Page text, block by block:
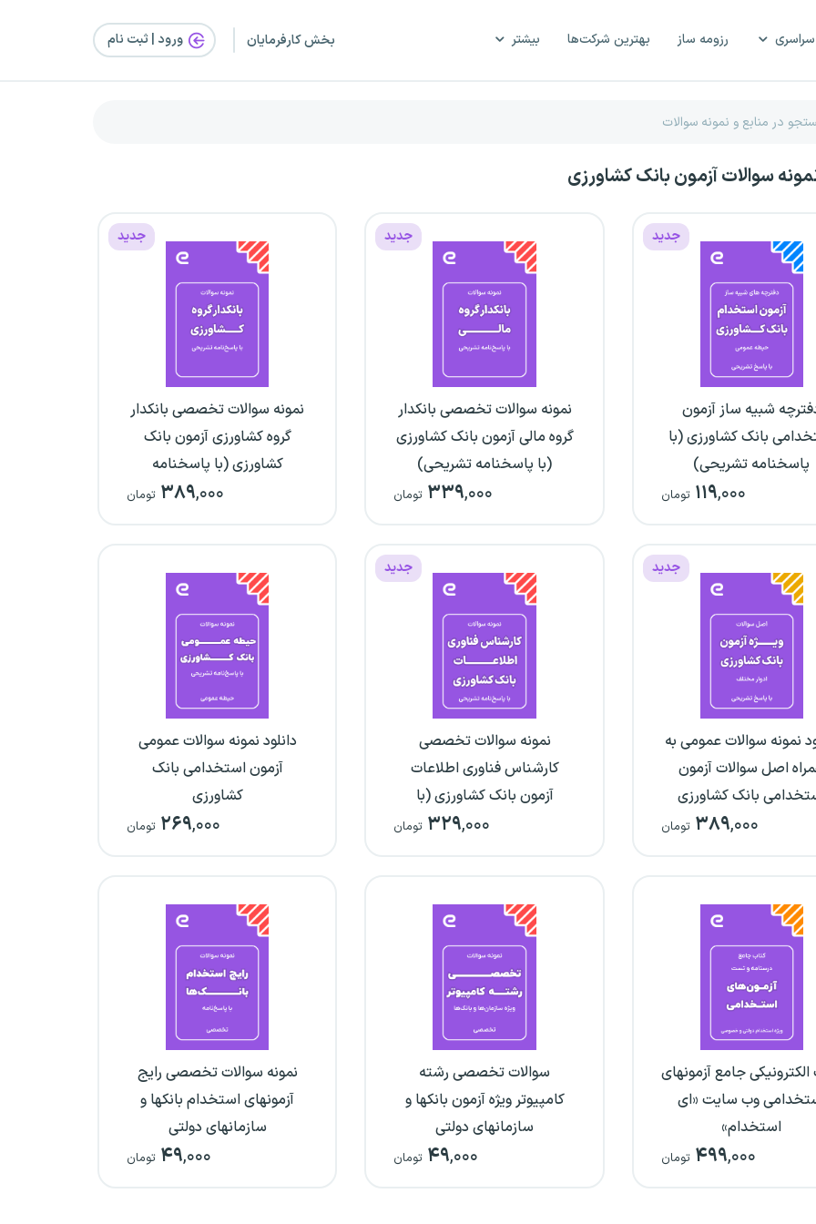
رزومه ساز بهترین شرکت‌ها بیشتر بخش کارفرمایان ورود | ثبت‌ نام
سوالات آزمون بانک کشاورزی
جدید
شبیه ساز آزمون
بانک کشاورزی (با
پاسخنامه تشریحی)
۱۱۹,۰۰۰ تومان
جدید
نمونه سوالات تخصصی بانکدار
گروه مالی آزمون بانک کشاورزی
(با پاسخنامه تشریحی)
۳۳۹,۰۰۰ تومان
جدید
نمونه سوالات تخصصی بانکدار
گروه کشاورزی آزمون بانک
کشاورزی (با پاسخنامه
تشریحی)۳۸۹,۰۰۰ تومان
جدید
نمونه سوالات عمومی به
اصل سوالات آزمون
بانک کشاورزی
۳۸۹,۰۰۰ تومان
جدید
نمونه سوالات تخصصی
کارشناس فناوری اطلاعات
آزمون بانک کشاورزی (با
پاسخنامه تشریحی)
۳۲۹,۰۰۰ تومان
دانلود نمونه سوالات عمومی
آزمون استخدامی بانک
کشاورزی
۲۶۹,۰۰۰ تومان
جامع آزمونهای
وب سایت «ای
استخدام»
۴۹۹,۰۰۰ تومان
سوالات تخصصی رشته
کامپیوتر ویژه آزمون بانکها و
سازمانهای دولتی
۴۹,۰۰۰ تومان
نمونه سوالات تخصصی رایج
آزمونهای استخدام بانکها و
سازمانهای دولتی
۴۹,۰۰۰ تومان